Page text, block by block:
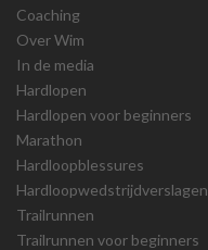
Coaching
Over Wim
In de media
Hardlopen
Hardlopen voor beginners
Marathon
Hardloopblessures
Hardloopwedstrijdverslagen
Trailrunnen
Trailrunnen voor beginners